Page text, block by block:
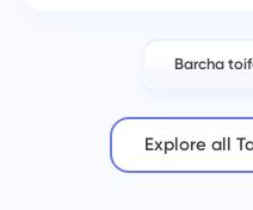
Barcha
Explore all